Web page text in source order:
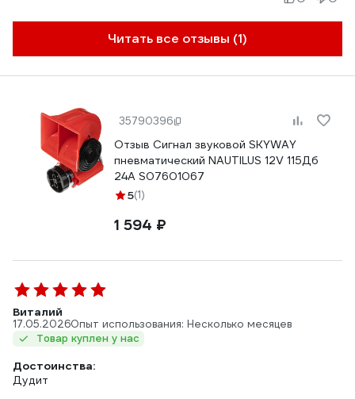
Читать все отзывы (1)
35790396
Отзыв Сигнал звуковой SKYWAY
пневматический NAUTILUS 12V 115Дб
24А S07601067
5(1)
1 594 ₽
Виталий
17.05.2026Опыт использования: Несколько месяцев
Товар куплен у нас
Достоинства:
Дудит